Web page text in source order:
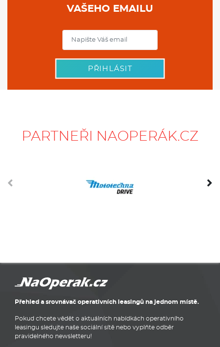
VAŠEHO EMAILU
PŘIHLÁSIT
PARTNEŘI NAOPERÁK.CZ
Přehled a srovnávač operativních leasingů na jednom místě.
Pokud chcete vědět o aktuálních nabídkách operativního
leasingu sledujte naše sociální sítě nebo vyplňte odběr
pravidelného newsletteru!